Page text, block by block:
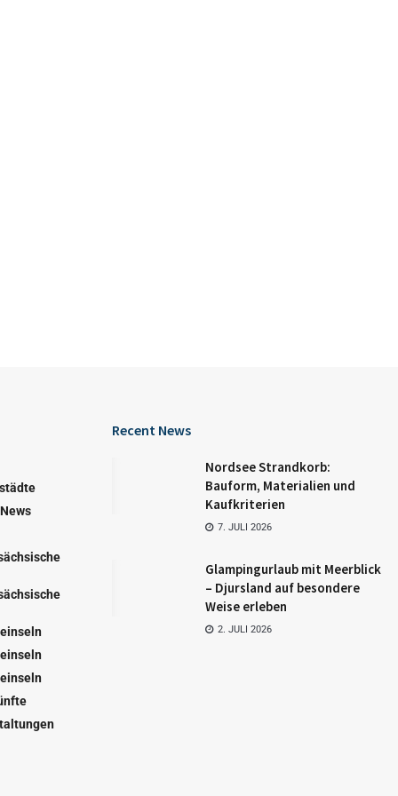
Recent News
Nordsee Strandkorb:
Bauform, Materialien und
Kaufkriterien
7. JULI 2026
Glampingurlaub mit Meerblick
– Djursland auf besondere
Weise erleben
2. JULI 2026